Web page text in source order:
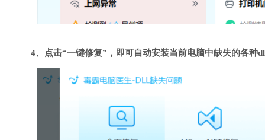
4、点击“一键修复”，即可自动安装当前电脑中缺失的各种